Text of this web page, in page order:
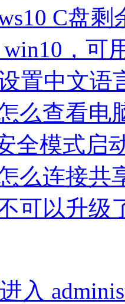
C盘
，可
置中文语
么查看
全模式启
么连接共
可以升级
入